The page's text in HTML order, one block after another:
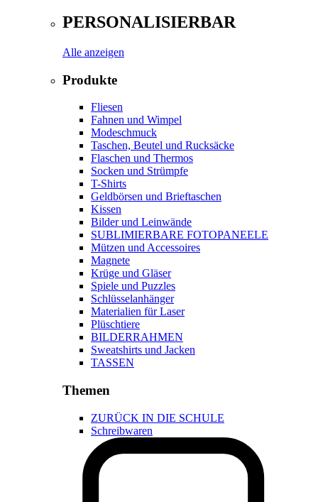
PERSONALISIERBAR
Alle anzeigen
Produkte
Fliesen
Fahnen und Wimpel
Modeschmuck
Taschen, Beutel und Rucksäcke
Flaschen und Thermos
Socken und Strümpfe
T-Shirts
Geldbörsen und Brieftaschen
Kissen
Bilder und Leinwände
SUBLIMIERBARE FOTOPANEELE
Mützen und Accessoires
Magnete
Krüge und Gläser
Spiele und Puzzles
Schlüsselanhänger
Materialien für Laser
Plüschtiere
BILDERRAHMEN
Sweatshirts und Jacken
TASSEN
Themen
ZURÜCK IN DIE SCHULE
Schreibwaren